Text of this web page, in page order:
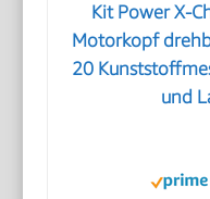
Kit Power X-
Motorkopf
20
und